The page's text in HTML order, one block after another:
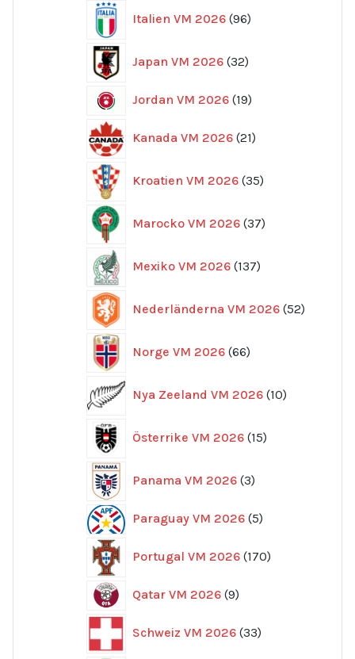
Italien VM 2026 96
produkter
Japan VM 2026 32
produkter
Jordan VM 2026 1919
Kanada VM 2026 21
produkter
Kroatien VM 2026 35
produkter
Marocko VM 2026 37
produkter
Mexiko VM 2026 137
produkter
Nederländerna VM 2026 52
Norge VM 2026 66
produkter
Nya Zeeland VM 2026 10
produkter
Österrike VM 2026 15
produkter
Panama VM 2026 3
produkter
Paraguay VM 2026 55
Portugal VM 2026 170
produkter
Qatar VM 2026 99
Schweiz VM 2026 33
produkter